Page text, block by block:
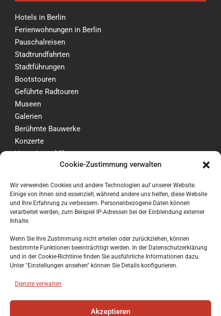
Cookie-Zustimmung verwalten
Wir verwenden Cookies und andere Technologien auf unserer Website.
Einige von ihnen sind essenziell, während andere uns helfen, diese Website
und Ihre Erfahrung zu verbessern. Personenbezogene Daten können
verarbeitet werden, zum Beispiel IP-Adressen bei der Einblendung externer
Inhalte.
Wenn Sie Ihre Zustimmung nicht erteilen oder zurückziehen, können
bestimmte Funktionen beeinträchtigt werden. In der Datenschutzerklärung
und in der Cookie-Richtlinie finden Sie ausführliche Informationen dazu.
Unter "Einstellungen ansehen" können Sie Details konfigurieren.
Dienste verwalten
Akzeptieren
Hotels in Berlin
Ferienwohnungen in Berlin
Pauschalreisen
Stadtrundfahrten
Stadtführungen
Bootstouren
Geführte Radtouren
Museen
Galerien
Berühmte Bauwerke
Konzerte
Varietés und Shows
Berlin Welcome Card
Tourismus Info Berlin
Lernen Sie mit uns die Sehenswürdigkeiten von Berlin
kennen und buchen Sie bequem Tickets für Berlin-Touren,
Museen und Veranstaltungen. Außerdem präsentieren wir
Ihnen viele schöne, Reisen, Ferienwohnungen und Hotels
für Ihren Berlin Urlaub.
Impressum & Disclaimer